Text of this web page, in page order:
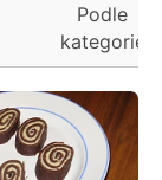
Podle
kategorie